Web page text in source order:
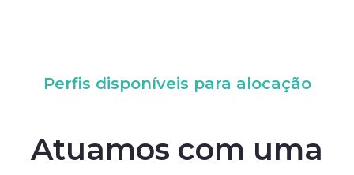
Perfis disponíveis para alocação
Atuamos com uma